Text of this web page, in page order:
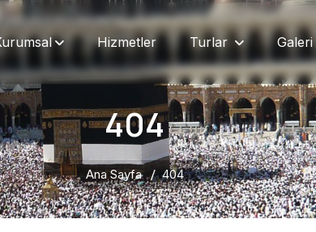
Hizmetler Turlar Galeri
404
Ana Sayfa 404